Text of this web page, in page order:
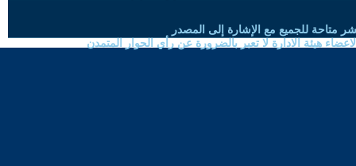
متاحة للجميع مع الإشارة إلى المصدر
هيئة الادارة لا تعبر بالضرورة عن رأي الحوار المتمدن